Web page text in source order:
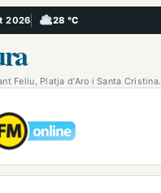
2026 28 °C
, Ennuvolat
Feliu, Platja d’Aro i Santa Cristina.